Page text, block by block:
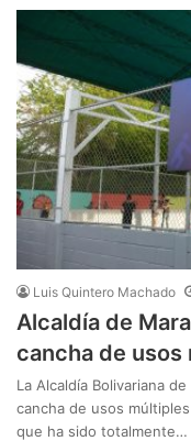
Luis Quintero Machado
Alcaldía de
cancha de
La Alcaldía Bolivariana
cancha de usos
que ha sido totalmente…